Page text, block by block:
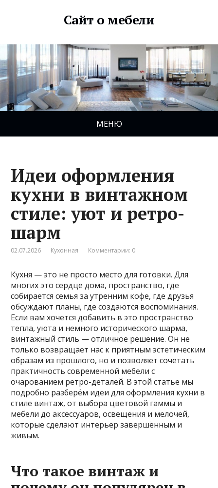
Сайт о мебели
МЕНЮ
Идеи оформления
кухни в винтажном
стиле: уют и ретро-
шарм
02.07.2026 Кухонная Комментарии: 0
Кухня — это не просто место для готовки. Для
многих это сердце дома, пространство, где
собирается семья за утренним кофе, где друзья
обсуждают планы, где создаются воспоминания.
Если вам хочется добавить в это пространство
тепла, уюта и немного исторического шарма,
винтажный стиль — отличное решение. Он не
только возвращает нас к приятным эстетическим
образам из прошлого, но и позволяет сочетать
практичность современной мебели с
очарованием ретро-деталей. В этой статье мы
подробно разберём идеи для оформления кухни в
стиле винтаж, от выбора цветовой гаммы и
мебели до аксессуаров, освещения и мелочей,
которые сделают интерьер завершённым и
живым.
Что такое винтаж и